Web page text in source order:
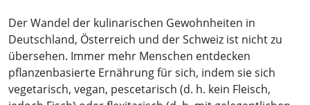
Der Wandel der kulinarischen Gewohnheiten in
Deutschland, Österreich und der Schweiz ist nicht zu
übersehen. Immer mehr Menschen entdecken
pflanzenbasierte Ernährung für sich, indem sie sich
vegetarisch, vegan, pescetarisch (d. h. kein Fleisch,